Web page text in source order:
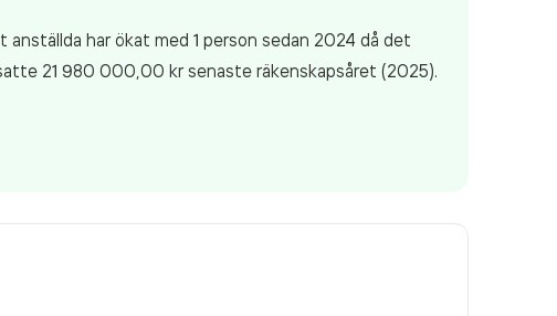
har ökat med 1 person sedan 2024 då det
21 980 000,00 krsenaste räkenskapsåret (2025).